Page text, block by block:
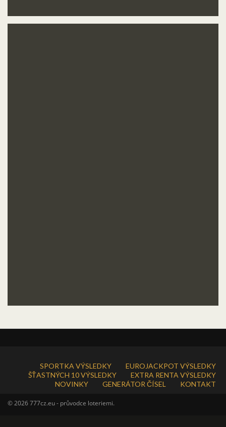
SPORTKA VÝSLEDKY
EUROJACKPOT VÝSLEDKY
ŠŤASTNÝCH 10 VÝSLEDKY
EXTRA RENTA VÝSLEDKY
NOVINKY
GENERÁTOR ČÍSEL KONTAKT
© 2026 777cz.eu - průvodce loteriemi.